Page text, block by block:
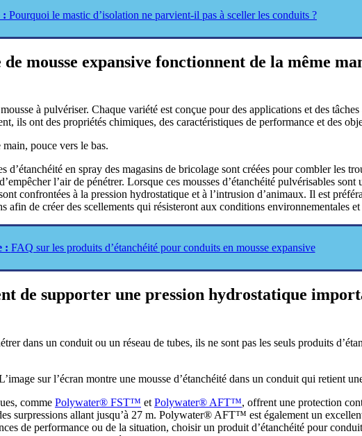
: Pourquoi le mastic d’isolation ne parvient-il pas à sceller les conduits ?
mousse expansive fonctionnent de la même
à pulvériser. Chaque variété est conçue pour des applications et des
ils ont des propriétés chimiques, des caractéristiques de performance et des
d’étanchéité en spray des magasins de bricolage sont créées pour combler les
l’air de pénétrer. Lorsque ces mousses d’étanchéité pulvérisables
confrontées à la pression hydrostatique et à l’intrusion d’animaux. Il est
de créer des scellements qui résisteront aux conditions environnementales et
: FAQ sur les produits d’étanchéité pour conduits en mousse expansive
de supporter une pression hydrostatique
dans un conduit ou un réseau de tubes, ils ne sont pas les seuls produits
comme Polywater® FST™ et Polywater® AFT™, offrent une protection
allant jusqu’à 27 m. Polywater® AFT™ est également un
de performance ou de la situation, choisir un produit d’étanchéité pour